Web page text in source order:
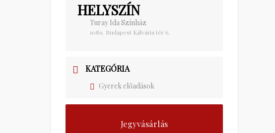
HELYSZÍN
Turay Ida Színház
1089. Budapest Kálvária tér 6.
KATEGÓRIA
Gyerek előadások
Jegyvásárlás